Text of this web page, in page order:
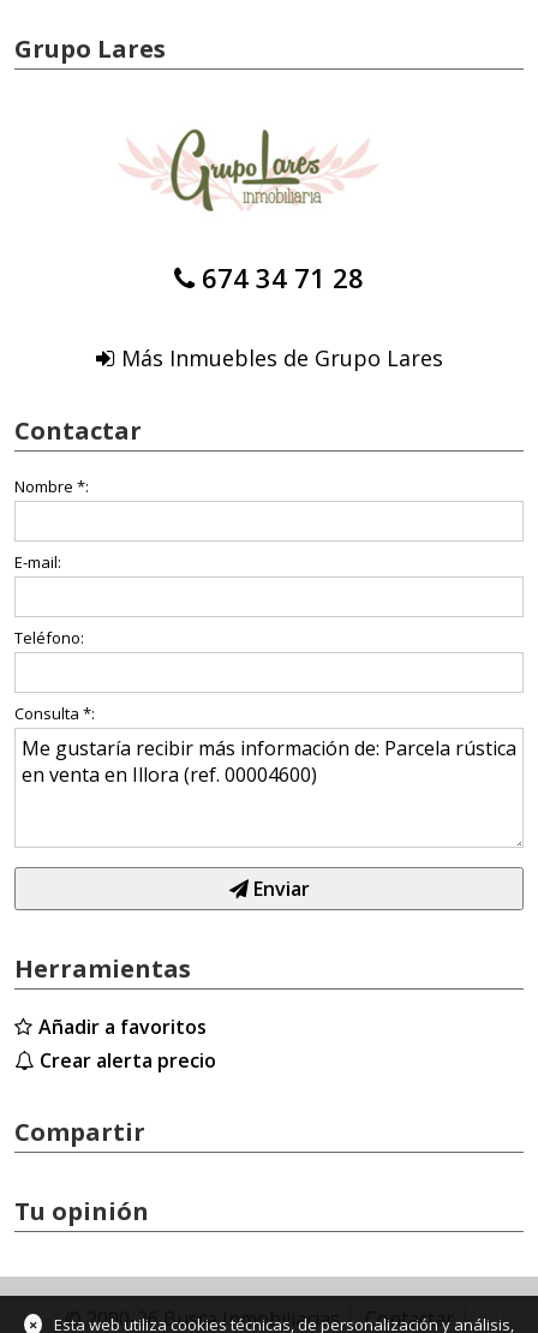
Grupo Lares
674 34 71 28
Más Inmuebles de Grupo Lares
Contactar
Nombre *:
E-mail:
Teléfono:
Consulta *:
Enviar
Herramientas
Añadir a favoritos
Crear alerta precio
Compartir
Tu opinión
© 2000-26 Busca Inmobiliarias
Contactar
× Esta web utiliza cookies técnicas, de personalización y análisis,